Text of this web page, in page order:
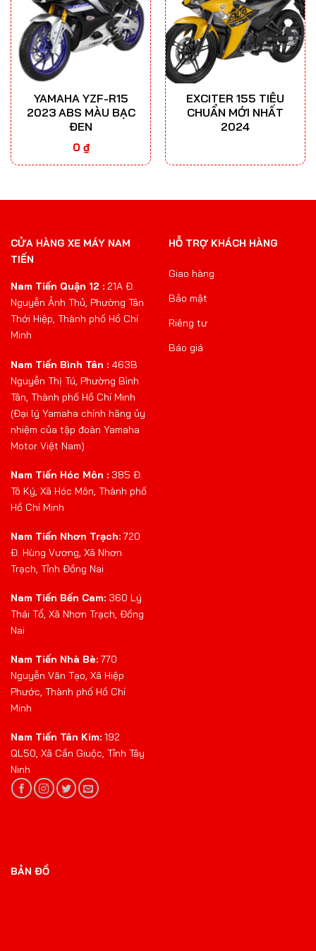
YAMAHA YZF-R15
2023 ABS MÀU BẠC
ĐEN
0 ₫
EXCITER 155 TIÊU
CHUẨN MỚI NHẤT
2024
CỬA HÀNG XE MÁY NAM
TIẾN
Nam Tiến Quận 12 : 21A Đ.
Nguyễn Ảnh Thủ, Phường Tân
Thới Hiệp, Thành phố Hồ Chí
Minh
Nam Tiến Bình Tân : 463B
Nguyễn Thị Tú, Phường Bình
Tân, Thành phố Hồ Chí Minh
(Đại lý Yamaha chính hãng ủy
nhiệm của tập đoàn Yamaha
Motor Việt Nam)
Nam Tiến Hóc Môn : 385 Đ.
Tô Ký, Xã Hóc Môn, Thành phố
Hồ Chí Minh
Nam Tiến Nhơn Trạch: 720
Đ. Hùng Vương, Xã Nhơn
Trạch, Tỉnh Đồng Nai
Nam Tiến Bến Cam: 360 Lý
Thái Tổ, Xã Nhơn Trạch, Đồng
Nai
Nam Tiến Nhà Bè: 770
Nguyễn Văn Tạo, Xã Hiệp
Phước, Thành phố Hồ Chí
Minh
Nam Tiến Tân Kim: 192
QL50, Xã Cần Giuộc, Tỉnh Tây
Ninh
HỖ TRỢ KHÁCH HÀNG
Giao hàng
Bảo mật
Riêng tư
Báo giá
BẢN ĐỒ